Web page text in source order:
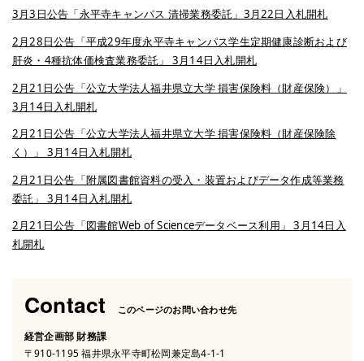
3月3日公告「永平寺キャンパス 清掃業務委託」3月22日入札開札
2月28日公告「平成29年度永平寺キャンパス学生定期健康診断および
肝炎・4種抗体価検査業務委託」 3月14日入札開札
2月21日公告「公立大学法人福井県立大学 損害保険料（財産保険）」
3月14日入札開札
2月21日公告「公立大学法人福井県立大学 損害保険料（財産保険除
く）」 3月14日入札開札
2月21日公告「附属図書館資料の受入・装置およびデータ作成等業務
委託」 3月14日入札開札
2月21日公告「図書館Web of Scienceデータベース利用」 3月14日入
札開札
Contact このページのお問い合わせ先
経営企画部 財務課
〒910-1195 福井県永平寺町松岡兼定島4-1-1